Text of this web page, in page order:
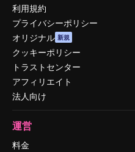
利用規約
プライバシーポリシー
オリジナル 新規
クッキーポリシー
トラストセンター
アフィリエイト
法人向け
運営
料金